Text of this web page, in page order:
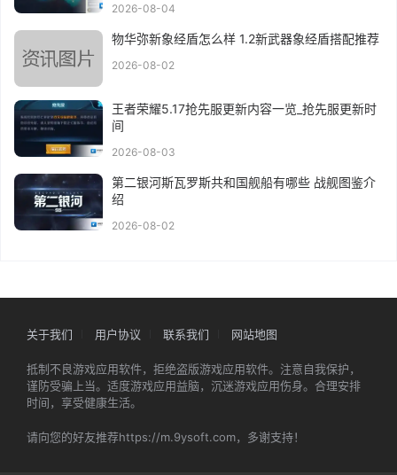
2026-08-04
物华弥新象经盾怎么样 1.2新武器象经盾搭配推荐
2026-08-02
王者荣耀5.17抢先服更新内容一览_抢先服更新时
间
2026-08-03
第二银河斯瓦罗斯共和国舰船有哪些 战舰图鉴介
绍
2026-08-02
关于我们 用户协议 联系我们 网站地图
抵制不良游戏应用软件，拒绝盗版游戏应用软件。注意自我保护，
谨防受骗上当。适度游戏应用益脑，沉迷游戏应用伤身。合理安排
时间，享受健康生活。
请向您的好友推荐https://m.9ysoft.com，多谢支持！